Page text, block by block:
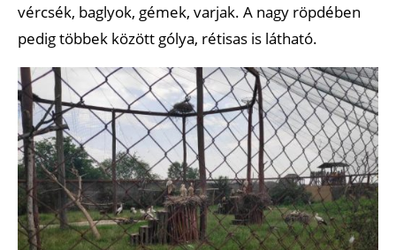
vércsék, baglyok, gémek, varjak. A nagy röpdében
pedig többek között gólya, rétisas is látható.